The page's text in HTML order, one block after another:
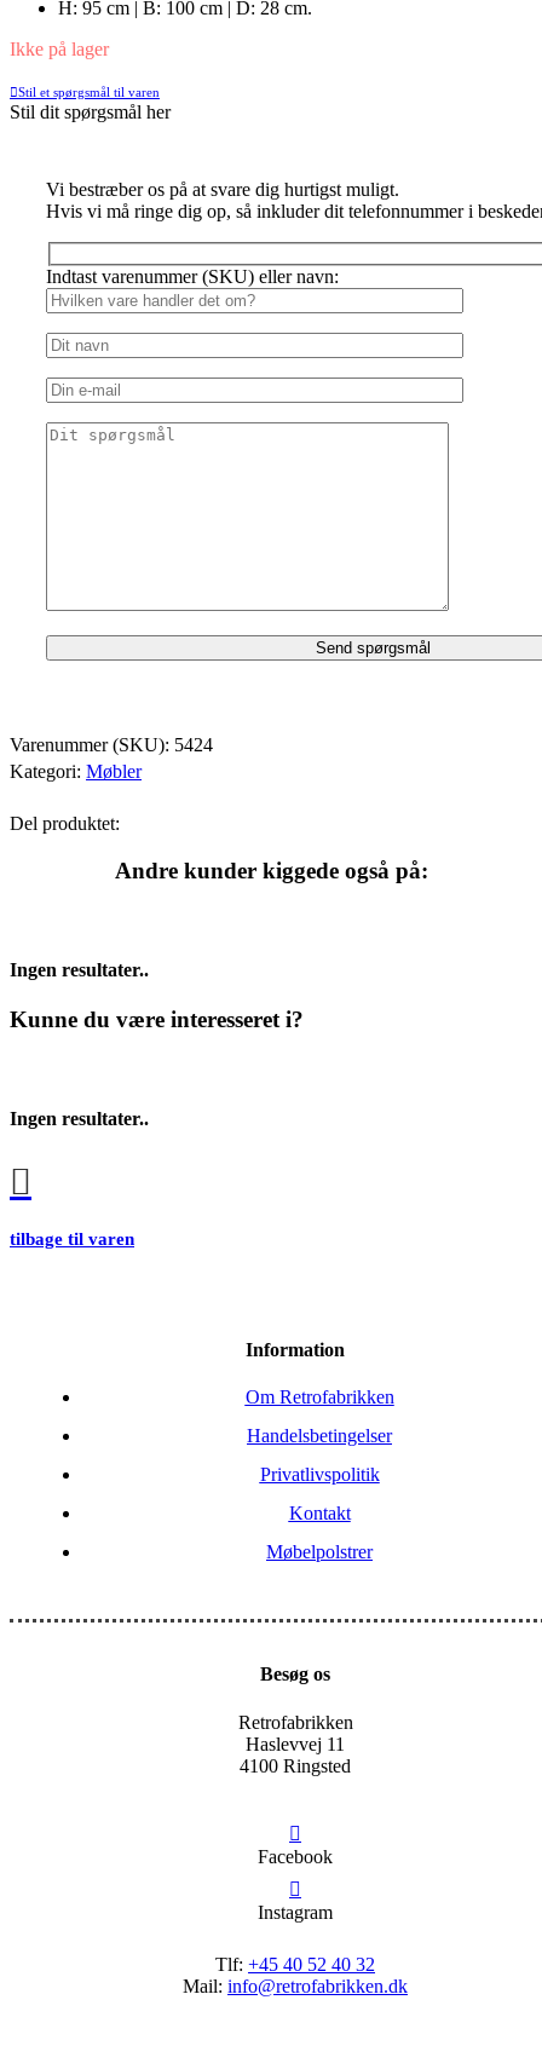
H: 95 cm | B: 100 cm | D: 28 cm.
Ikke på lager
Stil et spørgsmål til varen
Stil dit spørgsmål her
Vi bestræber os på at svare dig hurtigst muligt.
Hvis vi må ringe dig op, så inkluder dit telefonnummer i
Indtast varenummer (SKU) eller navn:
Varenummer (SKU): 5424
Kategori: Møbler
Del produktet:
Andre kunder kiggede også på:
Ingen resultater..
Kunne du være interesseret i?
Ingen resultater..
tilbage til varen
Information
Om Retrofabrikken
Handelsbetingelser
Privatlivspolitik
Kontakt
Møbelpolstrer
Besøg os
Retrofabrikken
Haslevvej 11
4100 Ringsted
Facebook
Instagram
Tlf: +45 40 52 40 32
Mail: info@retrofabrikken.dk